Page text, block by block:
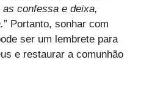
confessa e deixa,
” Portanto, sonhar com
ser um lembrete para
e restaurar a comunhão